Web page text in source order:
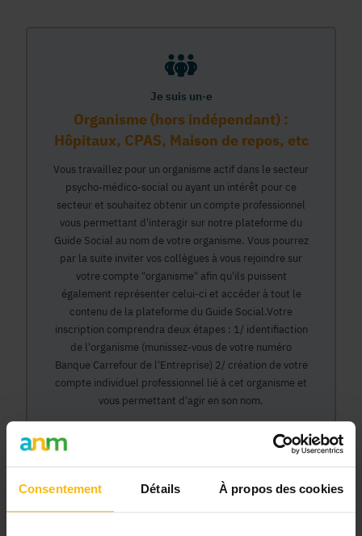
Consentement Détails À propos des cookies
Je suis un·e
Organisme (hors indépendant) :
Hôpitaux, CPAS, Maison de repos, etc
Vous travaillez pour un organisme actif dans le secteur
psycho-médico-social ou ayant un intérêt pour ce
secteur et souhaitez obtenir un compte professionnel
vous permettant d'interagir sur notre plateforme du
Guide Social au nom de votre organisme. Vous pourrez
par la suite inviter vos collègues à vous rejoindre sur
votre compte "organisme" afin qu'ils puissent
également représenter celui-ci et accéder à tout le
contenu de la plateforme du Guide Social.Votre
inscription comprendra deux étapes : 1/ identifiaction
de l'organisme (munissez-vous de votre numéro
Banque Carrefour de l'Entreprise) 2/ création de votre
compte individuel professionnel lié à cet organisme et
vous permettant d'agir en son nom.